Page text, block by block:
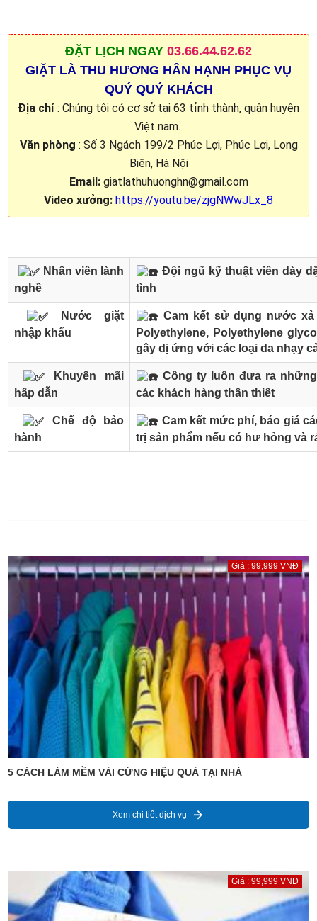
ĐẶT LỊCH NGAY 03.66.44.62.62
GIẶT LÀ THU HƯƠNG HÂN HẠNH PHỤC VỤ
QUÝ QUÝ KHÁCH
Địa chỉ : Chúng tôi có cơ sở tại 63 tỉnh thành, quận huyện
Việt nam.
Văn phòng : Số 3 Ngách 199/2 Phúc Lợi, Phúc Lợi, Long
Biên, Hà Nội
Email:giatlathuhuonghn@gmail.com
Video xưởng: https://youtu.be/zjgNWwJLx_8
Nhân viên lành
nghề
Đội ngũ kỹ thuật viên dày
tình
Nước giặt
nhập khẩu
Cam kết sử dụng nước
Polyethylene, Polyethylene
gây dị ứng với các loại da nhạy
Khuyến mãi
hấp dẫn
Công ty luôn đưa ra
các khách hàng thân thiết
Chế độ bảo
hành
Cam kết mức phí, báo giá
trị sản phẩm nếu có hư hỏng và
Giá : 99,999 VNĐ
5 CÁCH LÀM MỀM VẢI CỨNG HIỆU QUẢ TẠI NHÀ
Xem chi tiết dịch vụ
Giá : 99,999 VNĐ